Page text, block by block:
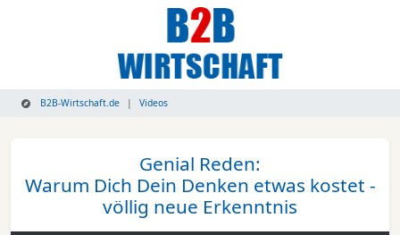
B2B-Wirtschaft.de Videos
Genial Reden:
Warum Dich Dein Denken etwas kostet -
völlig neue Erkenntnis